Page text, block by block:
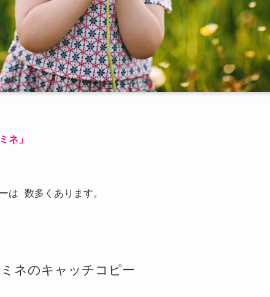
ネ」
は 数多くあります。
ネのキャッチコピー